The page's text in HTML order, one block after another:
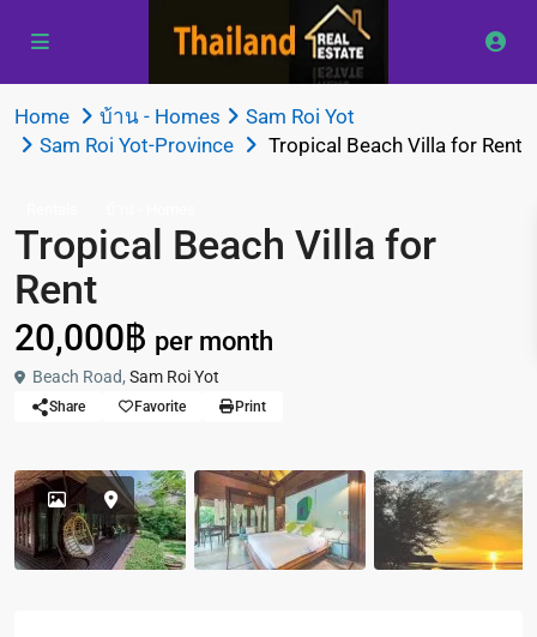
Home บ้าน - Homes
Sam Roi Yot
Sam Roi Yot-Province
Tropical Beach Villa for Rent
Tropical Beach Villa for
Rent
20,000฿ per month
Beach Road, Sam Roi Yot
Share Favorite Print